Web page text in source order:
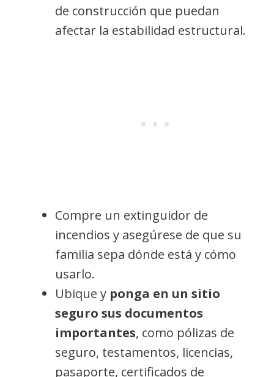
de construcción que puedan
afectar la estabilidad estructural.
Compre un extinguidor de
incendios y asegúrese de que su
familia sepa dónde está y cómo
usarlo.
Ubique y ponga en un sitio
seguro sus documentos
importantes, como pólizas de
seguro, testamentos, licencias,
pasaporte, certificados de